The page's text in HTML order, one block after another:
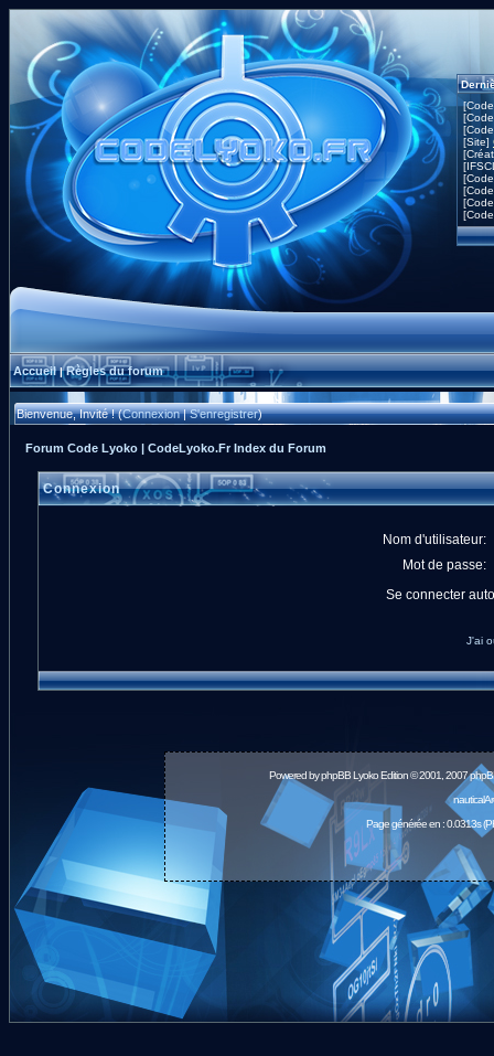
[Site]
Accueil|Règles du forum
Bienvenue, Invité ! (Connexion|S'enregistrer)
Forum Code Lyoko | CodeLyoko.Fr Index du Forum
Connexion
Nom d'utilisateur:
Mot de passe:
Se connecter
J'ai
Powered byphpBBLyoko Edition © 2001, 2007
Page générée en : 0.0313s